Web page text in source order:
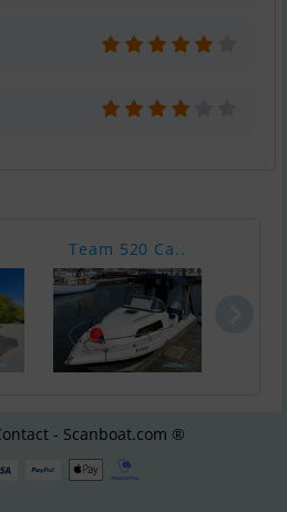
Team 520 Ca..
- Scanboat.com ®